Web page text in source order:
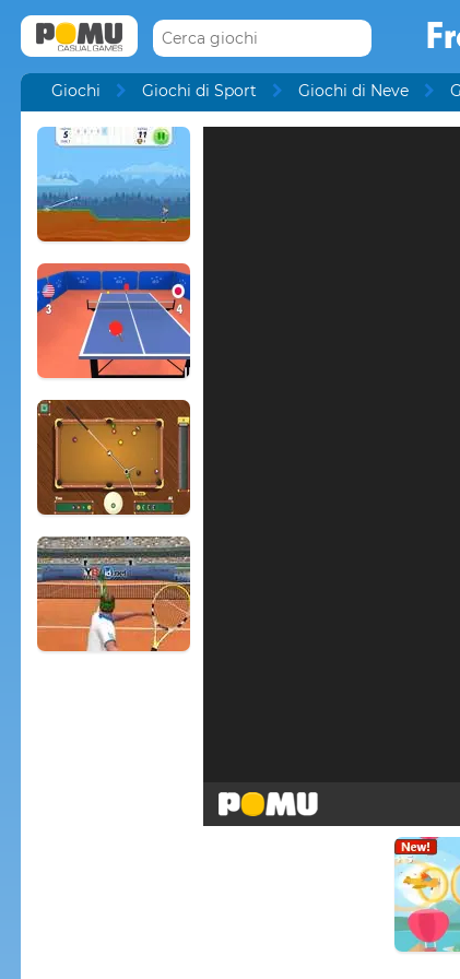
Giochi Giochi di Sport Giochi di Neve